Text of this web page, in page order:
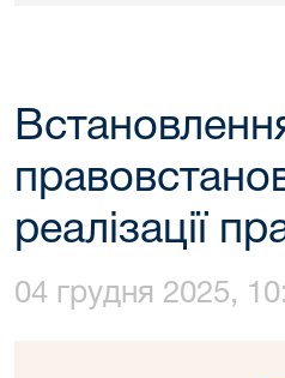
реалізації
04 грудня 2025,